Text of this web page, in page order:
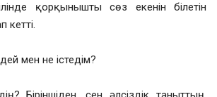
қорқынышты сөз екенін білетін
кетті.
мен не істедім?